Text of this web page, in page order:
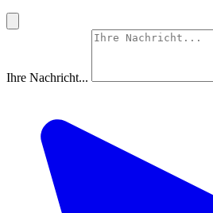
Ihre Nachricht...